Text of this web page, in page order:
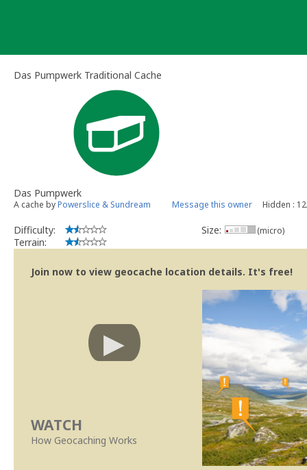
Das Pumpwerk Traditional Cache
Das Pumpwerk
A cache byPowerslice & Sundream Message this owner Hidden :
Difficulty:
Terrain:
Size: (micro)
Join now to view geocache location details. It's free!
WATCH
How Geocaching Works